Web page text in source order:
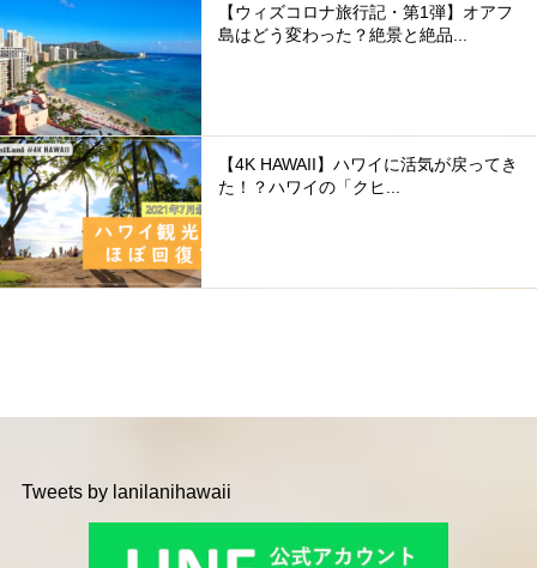
【ウィズコロナ旅行記・第1弾】オアフ
島はどう変わった？絶景と絶品...
【4K HAWAII】ハワイに活気が戻ってき
た！？ハワイの「クヒ...
Tweets by lanilanihawaii